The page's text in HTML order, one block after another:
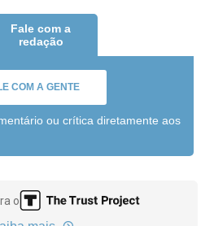
Fale com a
redação
COM A GENTE
ou crítica diretamente aos
o